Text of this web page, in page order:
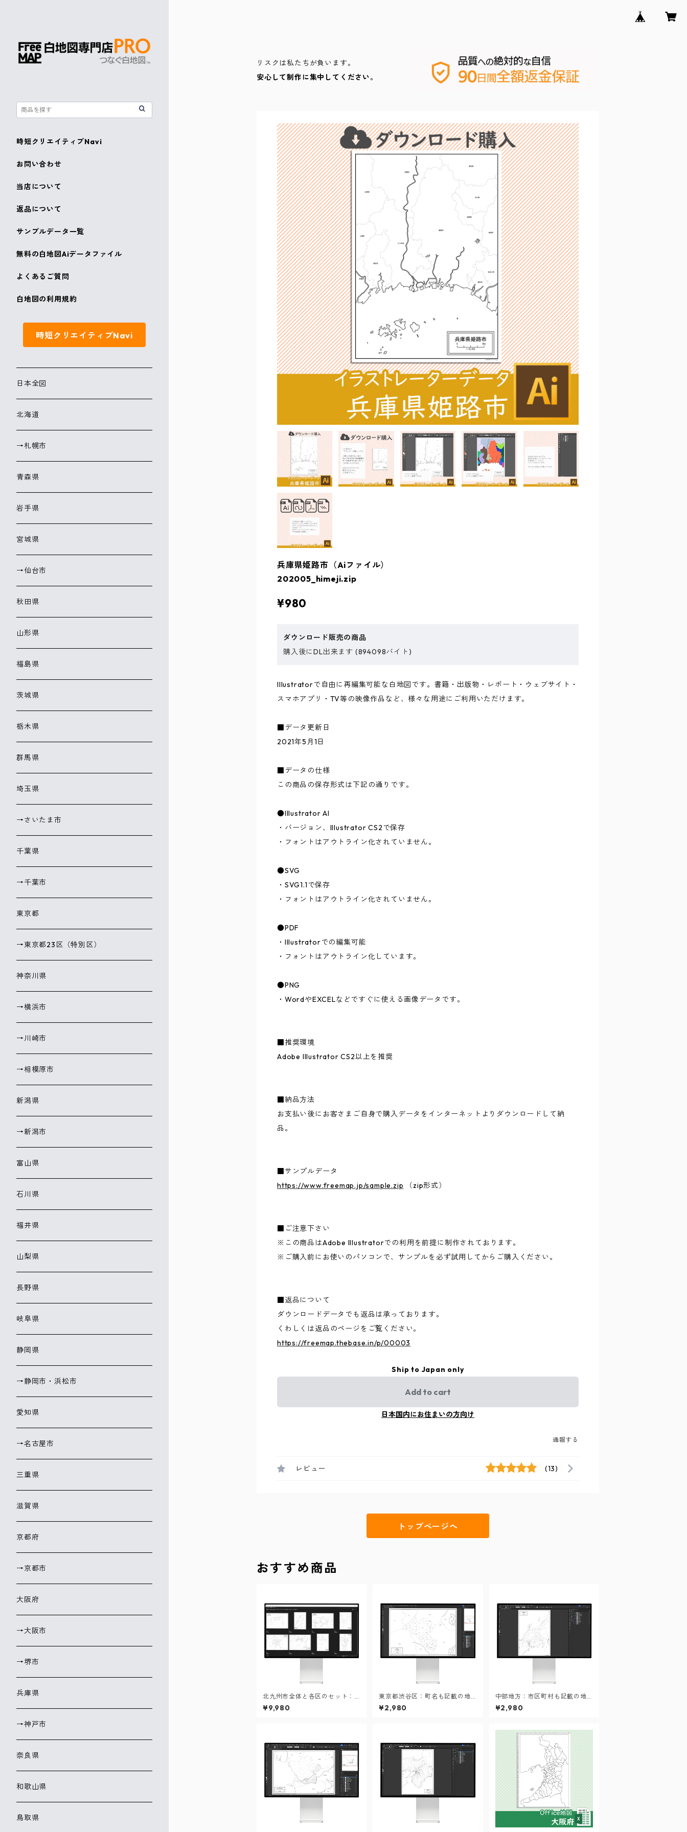
リスクは私たちが負います。
安心して制作に集中してください。
兵庫県姫路市（Aiファイル）
202005_himeji.zip
¥980
ダウンロード販売の商品
購入後にDL出来ます (894098バイト)
Illustratorで自由に再編集可能な白地図です。書籍・出版物・レポート・ウェブサイト・
スマホアプリ・TV等の映像作品など、様々な用途にご利用いただけます。
■データ更新日
2021年5月1日
■データの仕様
この商品の保存形式は下記の通りです。
●Illustrator AI
・バージョン、Illustrator CS2で保存
・フォントはアウトライン化されていません。
●SVG
・SVG1.1で保存
・フォントはアウトライン化されていません。
●PDF
・Illustratorでの編集可能
・フォントはアウトライン化しています。
●PNG
・WordやEXCELなどですぐに使える画像データです。
■推奨環境
Adobe Illustrator CS2以上を推奨
■納品方法
お支払い後にお客さまご自身で購入データをインターネットよりダウンロードして納
品。
■サンプルデータ
https://www.freemap.jp/sample.zip （zip形式）
■ご注意下さい
※この商品はAdobe Illustratorでの利用を前提に制作されております。
※ご購入前にお使いのパソコンで、サンプルを必ず試用してからご購入ください。
■返品について
ダウンロードデータでも返品は承っております。
くわしくは返品のページをご覧ください。
https://freemap.thebase.in/p/00003
Ship to Japan only
Add to cart
日本国内にお住まいの方向け
通報する
レビュー (13)
トップページへ
おすすめ商品
北九州市全体と各区のセット：
町名も記載の地図データ（PD
F・Aiファイル）
¥9,980
東京都渋谷区：町名も記載の地
図データ（PDF・Aiファイル）
¥2,980
中部地方：市区町村も記載の地
図データ（PDF・Aiファイル）
¥2,980
時短クリエイティブNavi
お問い合わせ
当店について
返品について
サンプルデータ一覧
無料の白地図Aiデータファイル
よくあるご質問
白地図の利用規約
時短クリエイティブNavi
日本全図
北海道
→札幌市
青森県
岩手県
宮城県
→仙台市
秋田県
山形県
福島県
茨城県
栃木県
群馬県
埼玉県
→さいたま市
千葉県
→千葉市
東京都
→東京都23区（特別区）
神奈川県
→横浜市
→川崎市
→相模原市
新潟県
→新潟市
富山県
石川県
福井県
山梨県
長野県
岐阜県
静岡県
→静岡市・浜松市
愛知県
→名古屋市
三重県
滋賀県
京都府
→京都市
大阪府
→大阪市
→堺市
兵庫県
→神戸市
奈良県
和歌山県
鳥取県